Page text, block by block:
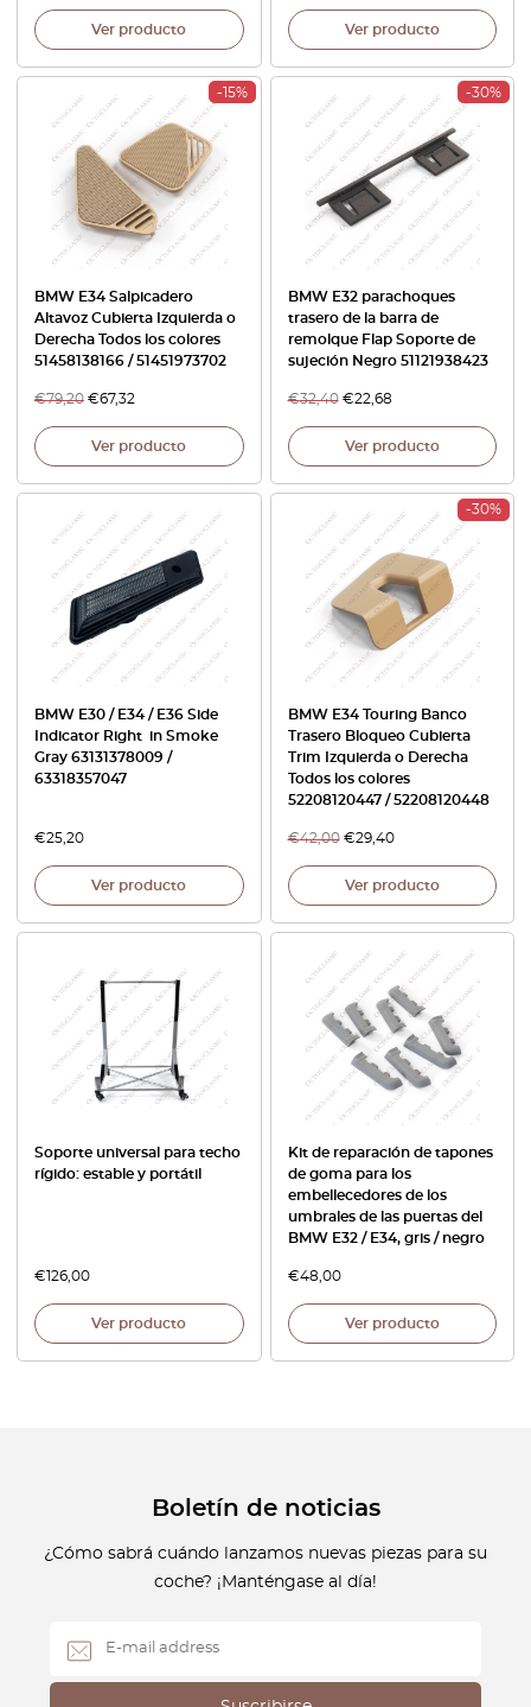
Ver producto Ver producto
-15%
BMW E34 Salpicadero
Altavoz Cubierta Izquierda o
Derecha Todos los colores
51458138166 / 51451973702
€79,20 €67,32
Ver producto
-30%
BMW E32 parachoques
trasero de la barra de
remolque Flap Soporte de
sujeción Negro 51121938423
€32,40 €22,68
Ver producto
BMW E30 / E34 / E36 Side
Indicator Right in Smoke
Gray 63131378009 /
63318357047
€25,20
Ver producto
-30%
BMW E34 Touring Banco
Trasero Bloqueo Cubierta
Trim Izquierda o Derecha
Todos los colores
52208120447 / 52208120448
€42,00 €29,40
Ver producto
Soporte universal para techo
rígido: estable y portátil
€126,00
Ver producto
Kit de reparación de tapones
de goma para los
embellecedores de los
umbrales de las puertas del
BMW E32 / E34, gris / negro
€48,00
Ver producto
Boletín de noticias
¿Cómo sabrá cuándo lanzamos nuevas piezas para su
coche? ¡Manténgase al día!